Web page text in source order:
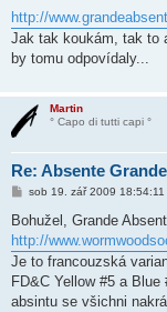
í
s
p
ě
http://
Jak tak koukám, tak to
by tomu odpovídaly...
Martin
° Capo di tutti capi °
Re: Absente
P
í
p
ě
v
e
k
sob 19. zář 2009 18:54:11
Bohužel, Grande
http://
Je to francouzská
FD&C Yellow #5 a
absintu se všichni